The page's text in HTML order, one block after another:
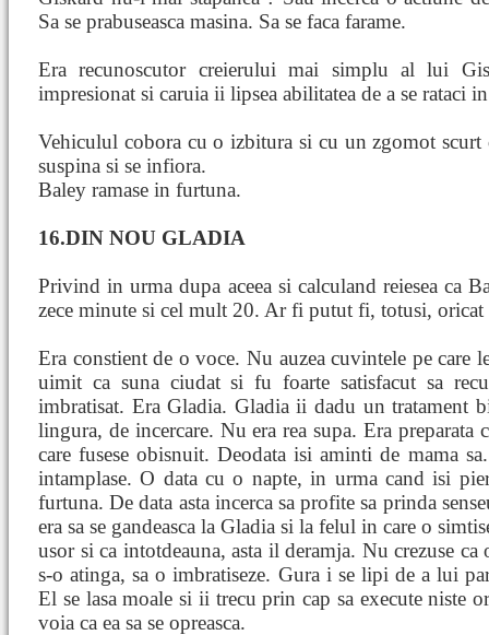
Sa se prabuseasca masina. Sa se faca farame.
Era recunoscutor creierului mai simplu al lui
impresionat si caruia ii lipsea abilitatea de a se rataci
Vehiculul cobora cu o izbitura si cu un zgomot scurt
suspina si se infiora.
Baley ramase in furtuna.
16.DIN NOU GLADIA
Privind in urma dupa aceea si calculand reiesea ca
zece minute si cel mult 20. Ar fi putut fi, totusi,
Era constient de o voce. Nu auzea cuvintele pe care
uimit ca suna ciudat si fu foarte satisfacut sa
imbratisat. Era Gladia. Gladia ii dadu un tratament
lingura, de incercare. Nu era rea supa. Era preparata
care fusese obisnuit. Deodata isi aminti de mama
intamplase. O data cu o napte, in urma cand isi
furtuna. De data asta incerca sa profite sa prinda
era sa se gandeasca la Gladia si la felul in care o
usor si ca intotdeauna, asta il deramja. Nu crezuse
s-o atinga, sa o imbratiseze. Gura i se lipi de a lui
El se lasa moale si ii trecu prin cap sa execute niste
voia ca ea sa se opreasca.